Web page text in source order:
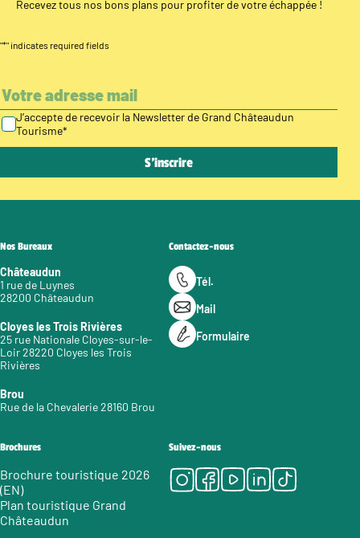
Recevez tous nos bons plans pour profiter de votre échappée !
"*" indicates required fields
J’accepte de recevoir la Newsletter de Grand Châteaudun
Tourisme*
Nos Bureaux
Châteaudun
1 rue de Luynes
28200 Châteaudun
Cloyes les Trois Rivières
25 rue Nationale Cloyes-sur-le-
Loir 28220 Cloyes les Trois
Rivières
Brou
Rue de la Chevalerie 28160 Brou
Contactez-nous
Tél.
Mail
Formulaire
Brochures
Brochure touristique 2026
(EN)
Plan touristique Grand
Châteaudun
Suivez-nous
Instagram
Facebook
Youtube
LinkedIn
Tiktok